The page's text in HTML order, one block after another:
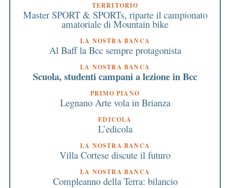
TERRITORIO
Master SPORT & SPORTs, riparte il campionato
amatoriale di Mountain bike
LA NOSTRA BANCA
Al Baff la Bcc sempre protagonista
LA NOSTRA BANCA
Scuola, studenti campani a lezione in Bcc
PRIMO PIANO
Legnano Arte vola in Brianza
EDICOLA
L’edicola
LA NOSTRA BANCA
Villa Cortese discute il futuro
LA NOSTRA BANCA
Compleanno della Terra: bilancio